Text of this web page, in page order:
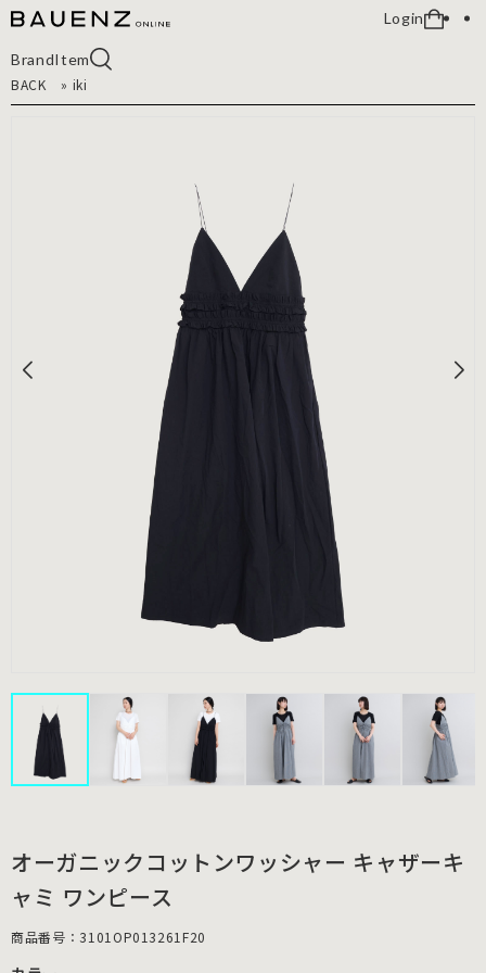
Login
BrandItem
BACK
» iki
オーガニックコットンワッシャー キャザーキ
ャミ ワンピース
商品番号：3101OP013261F20